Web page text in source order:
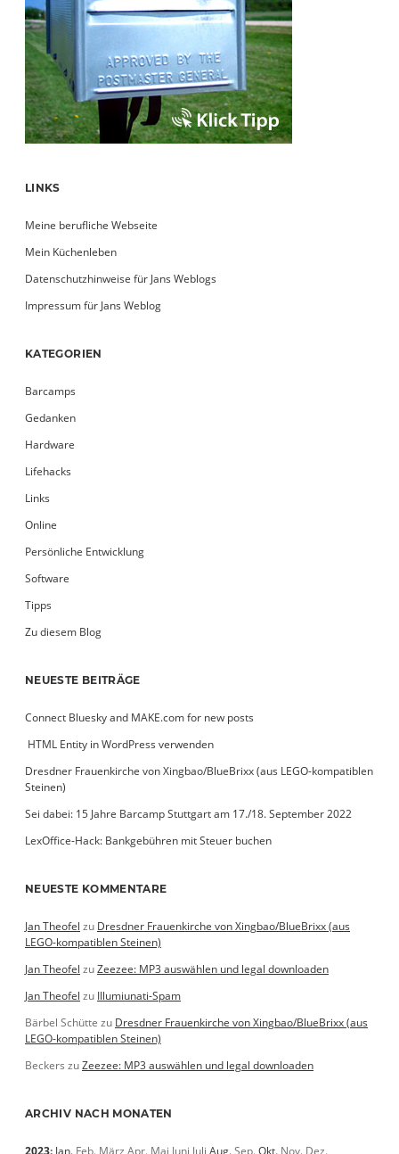
LINKS
Meine berufliche Webseite
Mein Küchenleben
Datenschutzhinweise für Jans Weblogs
Impressum für Jans Weblog
KATEGORIEN
Barcamps
Gedanken
Hardware
Lifehacks
Links
Online
Persönliche Entwicklung
Software
Tipps
Zu diesem Blog
NEUESTE BEITRÄGE
Connect Bluesky and MAKE.com for new posts
­ HTML Entity in WordPress verwenden
Dresdner Frauenkirche von Xingbao/BlueBrixx (aus LEGO-kompatiblen
Steinen)
Sei dabei: 15 Jahre Barcamp Stuttgart am 17./18. September 2022
LexOffice-Hack: Bankgebühren mit Steuer buchen
NEUESTE KOMMENTARE
Jan Theofel zu Dresdner Frauenkirche von Xingbao/BlueBrixx (aus
LEGO-kompatiblen Steinen)
Jan Theofel zuZeezee: MP3 auswählen und legal downloaden
Jan Theofel zu Illumiunati-Spam
Bärbel Schütte zu Dresdner Frauenkirche von Xingbao/BlueBrixx (aus
LEGO-kompatiblen Steinen)
Beckers zuZeezee: MP3 auswählen und legal downloaden
ARCHIV NACH MONATEN
2023: Jan. Feb. März Apr. Mai Juni Juli Aug.Sep.Okt. Nov. Dez.